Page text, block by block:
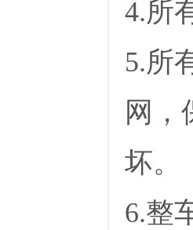
4.所
5.所
网，
坏。
6.整